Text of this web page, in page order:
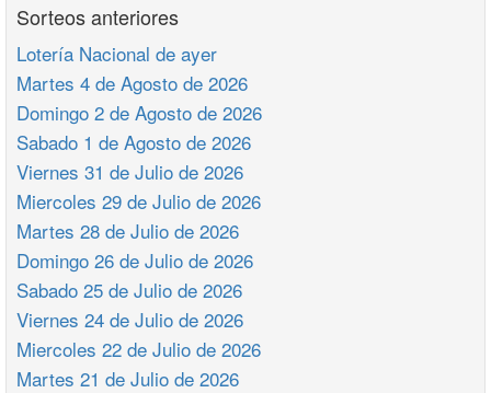
Sorteos anteriores
Lotería Nacional de ayer
Martes 4 de Agosto de 2026
Domingo 2 de Agosto de 2026
Sabado 1 de Agosto de 2026
Viernes 31 de Julio de 2026
Miercoles 29 de Julio de 2026
Martes 28 de Julio de 2026
Domingo 26 de Julio de 2026
Sabado 25 de Julio de 2026
Viernes 24 de Julio de 2026
Miercoles 22 de Julio de 2026
Martes 21 de Julio de 2026